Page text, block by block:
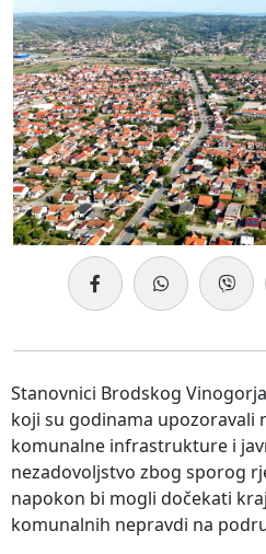
Stanovnici Brodskog
koji su godinama upozoravali
komunalne infrastrukture i
nezadovoljstvo zbog sporog
napokon bi mogli dočekati
komunalnih nepravdi na